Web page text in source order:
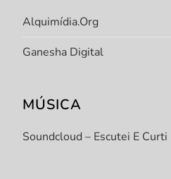
Alquimídia.org
Ganesha Digital
MÚSICA
Soundcloud – Escutei E Curti